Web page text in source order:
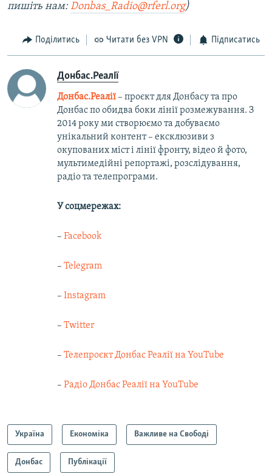
пишіть нам:Donbas_Radio@rferl.org)
Поділитись Читати без VPN Підписатись
Донбас.Реалії
Донбас.Реалії– проєкт для Донбасу та про
Донбас по обидва боки лінії розмежування. З
2014 року ми створюємо та добуваємо
унікальний контент – ексклюзиви з
окупованих міст і лінії фронту, відео й фото,
мультимедійні репортажі, розслідування,
радіо та телепрограми.
У соцмережах:
– Facebook
– Telegram
– Instagram
– Twitter
– Телепроєкт Донбас Реалії на YouTube
– Радіо Донбас Реалії на YouTube
Україна Економіка Важливе на Свободі
Донбас Публікації